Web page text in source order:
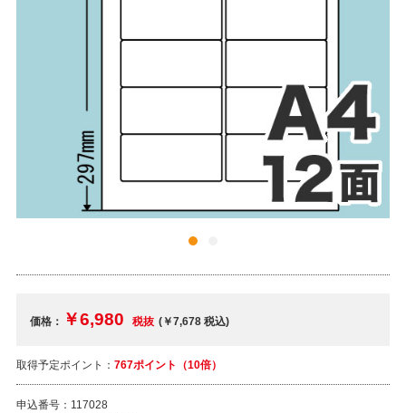
価格： ￥6,980 税抜 (￥7,678税込)
取得予定ポイント： 767ポイント（10倍）
申込番号： 117028